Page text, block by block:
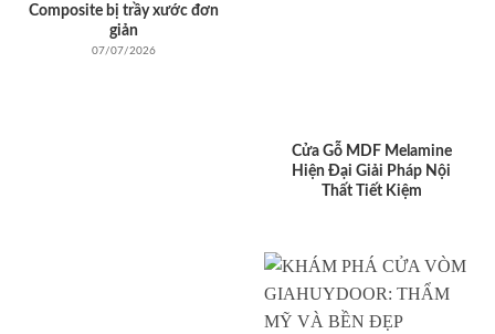
Composite bị trầy xước đơn
giản
07/07/2026
Cửa Gỗ MDF Melamine
Hiện Đại Giải Pháp Nội
Thất Tiết Kiệm